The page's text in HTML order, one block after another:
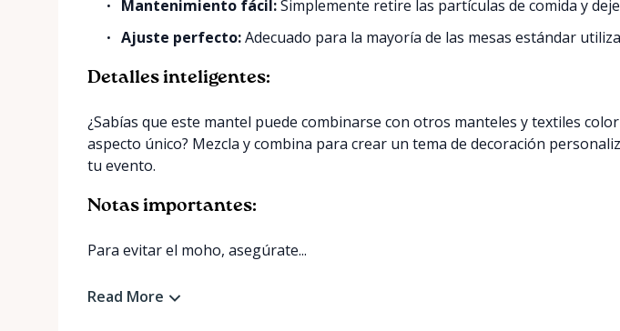
Mantenimiento fácil:Simplemente retire las partículas de comida y
Ajuste perfecto:Adecuado para la mayoría de las mesas estándar
Detalles inteligentes:
¿Sabías que este mantel puede combinarse con otros manteles y textiles
aspecto único? Mezcla y combina para crear un tema de decoración
tu evento.
Notas importantes:
Para evitar el moho, asegúrate...
Read More